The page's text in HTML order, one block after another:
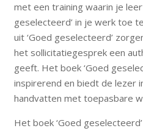
met een training waarin je
geselecteerd’ in je werk toe
uit ‘Goed geselecteerd’
het sollicitatiegesprek een
geeft. Het boek ‘Goed
inspirerend en biedt de lezer
handvatten met toepasbare
Het boek ‘Goed